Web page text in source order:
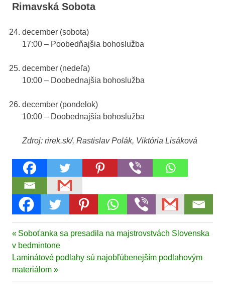
Rimavská Sobota
december (sobota)
17:00 – Poobedňajšia bohoslužba
december (nedeľa)
10:00 – Doobednajšia bohoslužba
december (pondelok)
10:00 – Doobednajšia bohoslužba
Zdroj: rirek.sk/, Rastislav Polák, Viktória Lisáková
Navigácia
v
článku
Previous
Post:
Soboťanka sa presadila na majstrovstvách Slovenska
v bedmintone
Next
Post:
Laminátové podlahy sú najobľúbenejším podlahovým
materiálom